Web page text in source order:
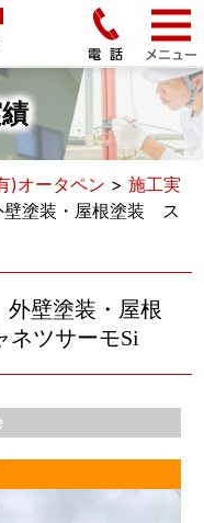
)オータペン > 施工実
塗装・屋根塗装 ス
壁塗装・屋根
ツサーモSi